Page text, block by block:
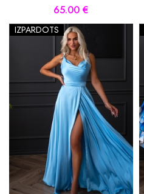
65.00 €
IZPĀRDOTS